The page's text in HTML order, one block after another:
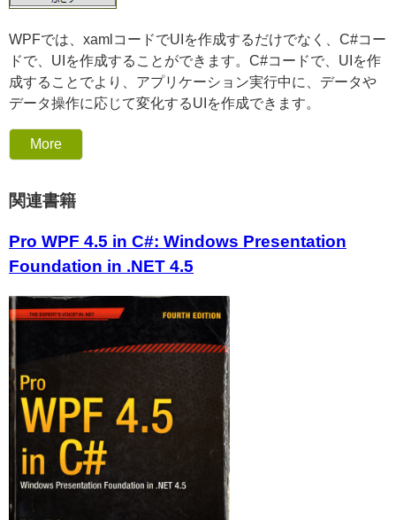
WPFでは、xamlコードでUIを作成するだけでなく、C#コー
ドで、UIを作成することができます。C#コードで、UIを作
成することでより、アプリケーション実行中に、データや
データ操作に応じて変化するUIを作成できます。
More
関連書籍
Pro WPF 4.5 in C#: Windows Presentation
Foundation in .NET 4.5